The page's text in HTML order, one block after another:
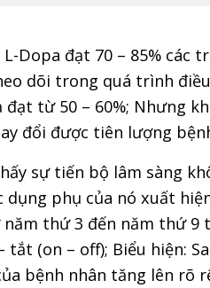
Dopa đạt 70 – 85% các
dõi trong quá trình
từ 50 – 60%; Nhưng
đổi được tiên lượng
sự tiến bộ lâm sàng
phụ của nó xuất
thứ 3 đến năm thứ 9
(on – off); Biểu hiện:
bệnh nhân tăng lên rõ